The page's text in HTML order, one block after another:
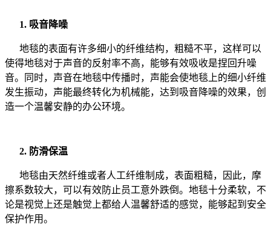
1. 吸音降噪
地毯的表面有许多细小的纤维结构，粗糙不平，这样可以
使得地毯对于声音的反射率不高，能够有效吸收是捏回升噪
音。同时，声音在地毯中传播时，声能会使地毯上的细小纤维
发生振动，声能最终转化为机械能，达到吸音降噪的效果，创
造一个温馨安静的办公环境。
2. 防滑保温
地毯由天然纤维或者人工纤维制成，表面粗糙，因此，摩
擦系数较大，可以有效防止员工意外跌倒。地毯十分柔软，不
论是视觉上还是触觉上都给人温馨舒适的感觉，能够起到安全
保护作用。